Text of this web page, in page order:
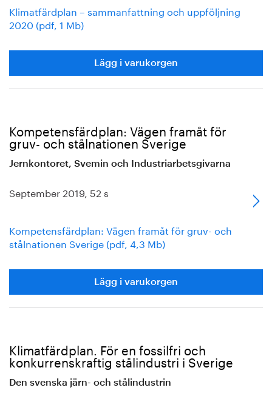
Klimatfärdplan – sammanfattning och uppföljning
2020 (pdf, 1 Mb)
Lägg i varukorgen
Kompetensfärdplan: Vägen framåt för
gruv- och stålnationen Sverige
Jernkontoret, Svemin och Industriarbetsgivarna
September 2019, 52 s
Kompetensfärdplan: Vägen framåt för gruv- och
stålnationen Sverige (pdf, 4,3 Mb)
Lägg i varukorgen
Klimatfärdplan. För en fossilfri och
konkurrenskraftig stålindustri i Sverige
Den svenska järn- och stålindustrin